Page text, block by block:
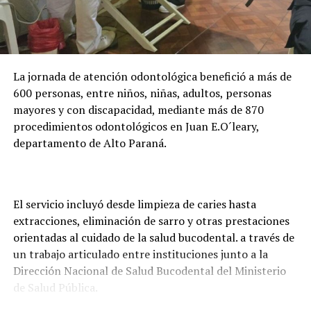
la formación de casi 24.000 becarios activos. Además,
adelantó que la entidad trabaja en una plataforma
digital para facilitar la presentación de documentos y
Asunción o Ciudad del Este para realizar los trámites.
La jornada de atención odontológica benefició a más de
600 personas, entre niños, niñas, adultos, personas
mayores y con discapacidad, mediante más de 870
procedimientos odontológicos en Juan E.O´leary,
departamento de Alto Paraná.
El servicio incluyó desde limpieza de caries hasta
extracciones, eliminación de sarro y otras prestaciones
orientadas al cuidado de la salud bucodental. a través de
un trabajo articulado entre instituciones junto a la
Dirección Nacional de Salud Bucodental del Ministerio
de Salud Pública.